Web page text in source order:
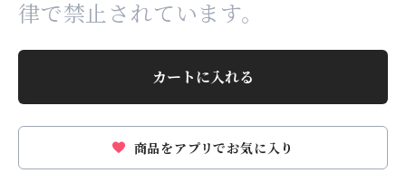
律で禁止されています。
カートに入れる
商品をアプリでお気に入り